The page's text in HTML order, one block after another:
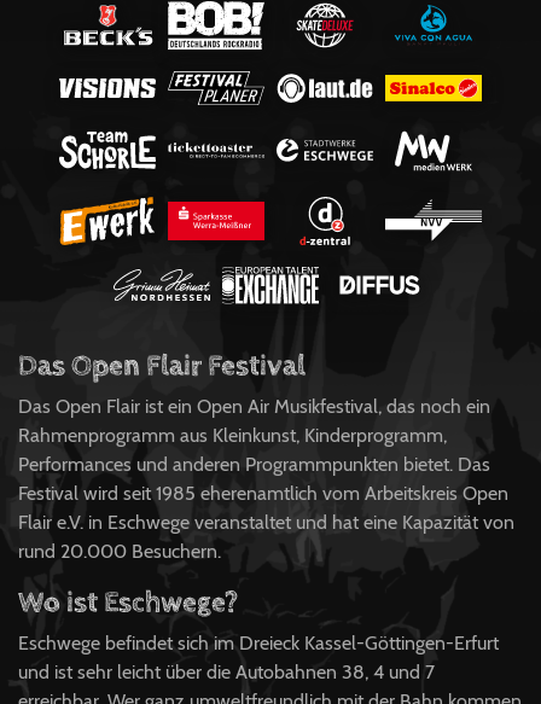
Das Open Flair Festival
Das Open Flair ist ein Open Air Musikfestival, das noch ein
Rahmenprogramm aus Kleinkunst, Kinderprogramm,
Performances und anderen Programmpunkten bietet. Das
Festival wird seit 1985 eherenamtlich vom Arbeitskreis Open
Flair e.V. in Eschwege veranstaltet und hat eine Kapazität von
rund 20.000 Besuchern.
Wo ist Eschwege?
Eschwege befindet sich im Dreieck Kassel-Göttingen-Erfurt
und ist sehr leicht über die Autobahnen 38, 4 und 7